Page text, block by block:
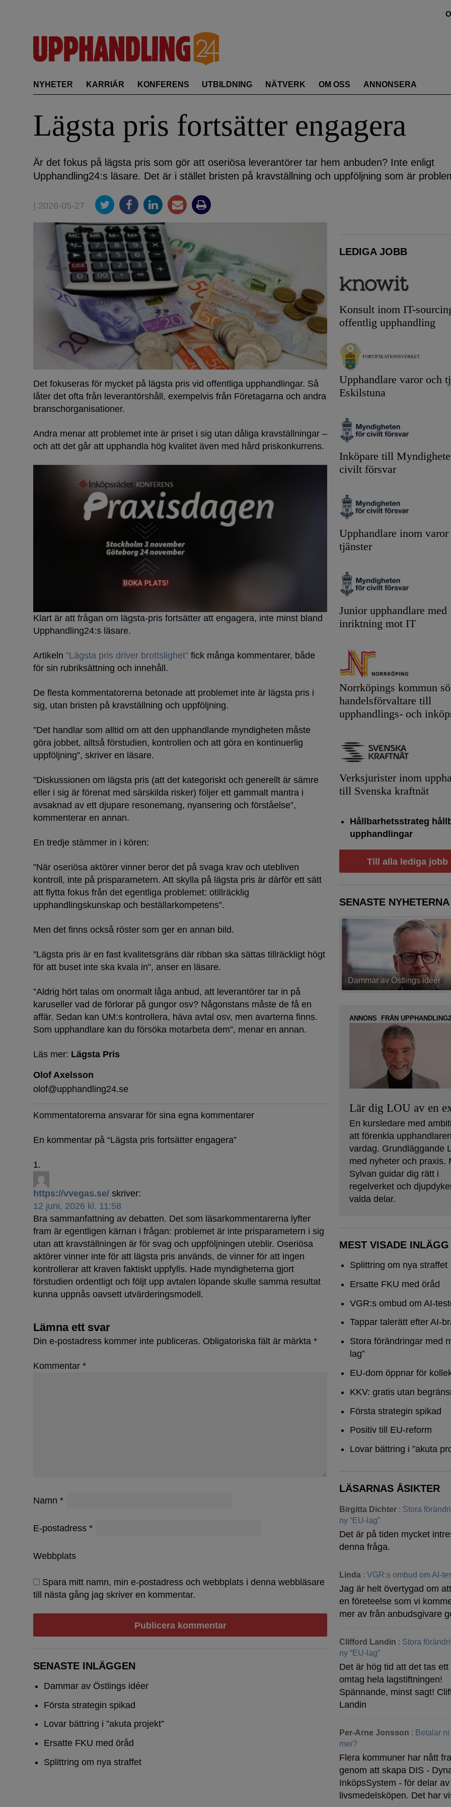
NYHETER KARRIÄR KONFERENS UTBILDNING NÄTVERK OM OSS ANNONSERA
Lägsta pris fortsätter engagera
Är det fokus på lägsta pris som gör att oseriösa leverantörer tar hem anbuden? Inte enligt
Upphandling24:s läsare. Det är i stället bristen på kravställning och uppföljning som är
| 2026-05-27
Det fokuseras för mycket på lägsta pris vid offentliga upphandlingar. Så
låter det ofta från leverantörshåll, exempelvis från Företagarna och andra
branschorganisationer.
Andra menar att problemet inte är priset i sig utan dåliga kravställningar –
och att det går att upphandla hög kvalitet även med hård priskonkurrens.
Klart är att frågan om lägsta-pris fortsätter att engagera, inte minst bland
Upphandling24:s läsare.
Artikeln ”Lägsta pris driver brottslighet” fick många kommentarer, både
för sin rubriksättning och innehåll.
De flesta kommentatorerna betonade att problemet inte är lägsta pris i
sig, utan bristen på kravställning och uppföljning.
”Det handlar som alltid om att den upphandlande myndigheten måste
göra jobbet, alltså förstudien, kontrollen och att göra en kontinuerlig
uppföljning”, skriver en läsare.
”Diskussionen om lägsta pris (att det kategoriskt och generellt är sämre
eller i sig är förenat med särskilda risker) följer ett gammalt mantra i
avsaknad av ett djupare resonemang, nyansering och förståelse”,
kommenterar en annan.
En tredje stämmer in i kören:
”När oseriösa aktörer vinner beror det på svaga krav och utebliven
kontroll, inte på prisparametern. Att skylla på lägsta pris är därför ett sätt
att flytta fokus från det egentliga problemet: otillräcklig
upphandlingskunskap och beställarkompetens”.
Men det finns också röster som ger en annan bild.
”Lägsta pris är en fast kvalitetsgräns där ribban ska sättas tillräckligt högt
för att buset inte ska kvala in”, anser en läsare.
”Aldrig hört talas om onormalt låga anbud, att leverantörer tar in på
karuseller vad de förlorar på gungor osv? Någonstans måste de få en
affär. Sedan kan UM:s kontrollera, häva avtal osv, men avarterna finns.
Som upphandlare kan du försöka motarbeta dem”, menar en annan.
Läs mer: Lägsta Pris
Olof Axelsson
olof@upphandling24.se
Kommentatorerna ansvarar för sina egna kommentarer
En kommentar på “Lägsta pris fortsätter engagera”
https://vvegas.se/ skriver:
12 juni, 2026 kl. 11:58
Bra sammanfattning av debatten. Det som läsarkommentarerna lyfter
fram är egentligen kärnan i frågan: problemet är inte prisparametern i sig
utan att kravställningen är för svag och uppföljningen uteblir. Oseriösa
aktörer vinner inte för att lägsta pris används, de vinner för att ingen
kontrollerar att kraven faktiskt uppfylls. Hade myndigheterna gjort
förstudien ordentligt och följt upp avtalen löpande skulle samma resultat
kunna uppnås oavsett utvärderingsmodell.
Lämna ett svar
Din e-postadress kommer inte publiceras. Obligatoriska fält är märkta *
Kommentar *
Namn *
E-postadress *
Webbplats
Spara mitt namn, min e-postadress och webbplats i denna webbläsare
till nästa gång jag skriver en kommentar.
SENASTE INLÄGGEN
Dammar av Östlings idéer
Första strategin spikad
Lovar bättring i ”akuta projekt”
Ersatte FKU med öråd
Splittring om nya straffet
LEDIGA JOBB
Konsult inom IT-
offentlig upphandling
Upphandlare varor och
Eskilstuna
Inköpare till
civilt försvar
Upphandlare inom varor
tjänster
Junior upphandlare med
inriktning mot IT
Norrköpings kommun
handelsförvaltare till
upphandlings- och
Verksjurister inom
till Svenska kraftnät
Hållbarhetsstrateg
upphandlingar
Till alla lediga jobb
SENASTE NYHETERNA
Första strategin spikad
ANNONS FRÅN
Lär dig LOU av en
En kursledare med
att förenkla
vardag. Grundläggande
med nyheter och praxis.
Sylvan guidar dig rätt i
regelverket och
valda delar.
MEST VISADE INLÄGG
Splittring om nya straffet
Ersatte FKU med öråd
VGR:s ombud om AI-
Tappar talerätt efter AI-
Stora förändringar med
lag”
EU-dom öppnar för
KKV: gratis utan
Första strategin spikad
Positiv till EU-reform
Lovar bättring i ”akuta
LÄSARNAS ÅSIKTER
Birgitta Dichter : Stora
ny “EU-lag”
Det är på tiden mycket
denna fråga.
Linda :VGR:s ombud om AI-
Jag är helt övertygad om
en företeelse som vi
mer av från anbudsgivare
Clifford Landin : Stora
ny “EU-lag”
Det är hög tid att det tas ett
omtag hela lagstiftningen!
Spännande, minst sagt!
Landin
Per-Arne Jonsson : Betalar
mer?
Flera kommuner har nått
genom att skapa DIS -
InköpsSystem - för delar av
livsmedelsköpen. Det har